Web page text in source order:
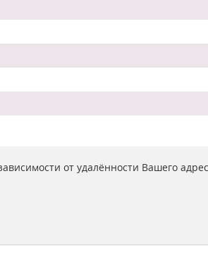
от удалённости Вашего